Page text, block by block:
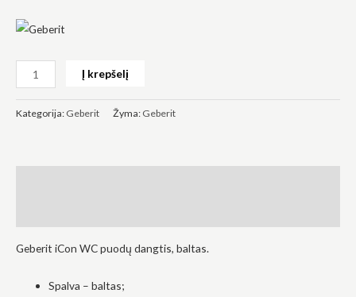
Į krepšelį
Kategorija: Geberit Žyma: Geberit
Geberit iCon WC puodų dangtis, baltas.
Spalva – baltas;
slapukai
yra
Jie
reikalingi,
kad
svetainė
veiktų.
Statistika
atsižvelgdami
naudojama.